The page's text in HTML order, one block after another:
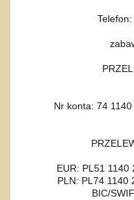
Nr konta: 74
EUR: PL51
PLN: PL74 1140
BIC/